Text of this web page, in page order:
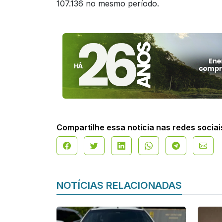
107.136 no mesmo período.
Compartilhe essa notícia nas redes
NOTÍCIAS RELACIONADAS